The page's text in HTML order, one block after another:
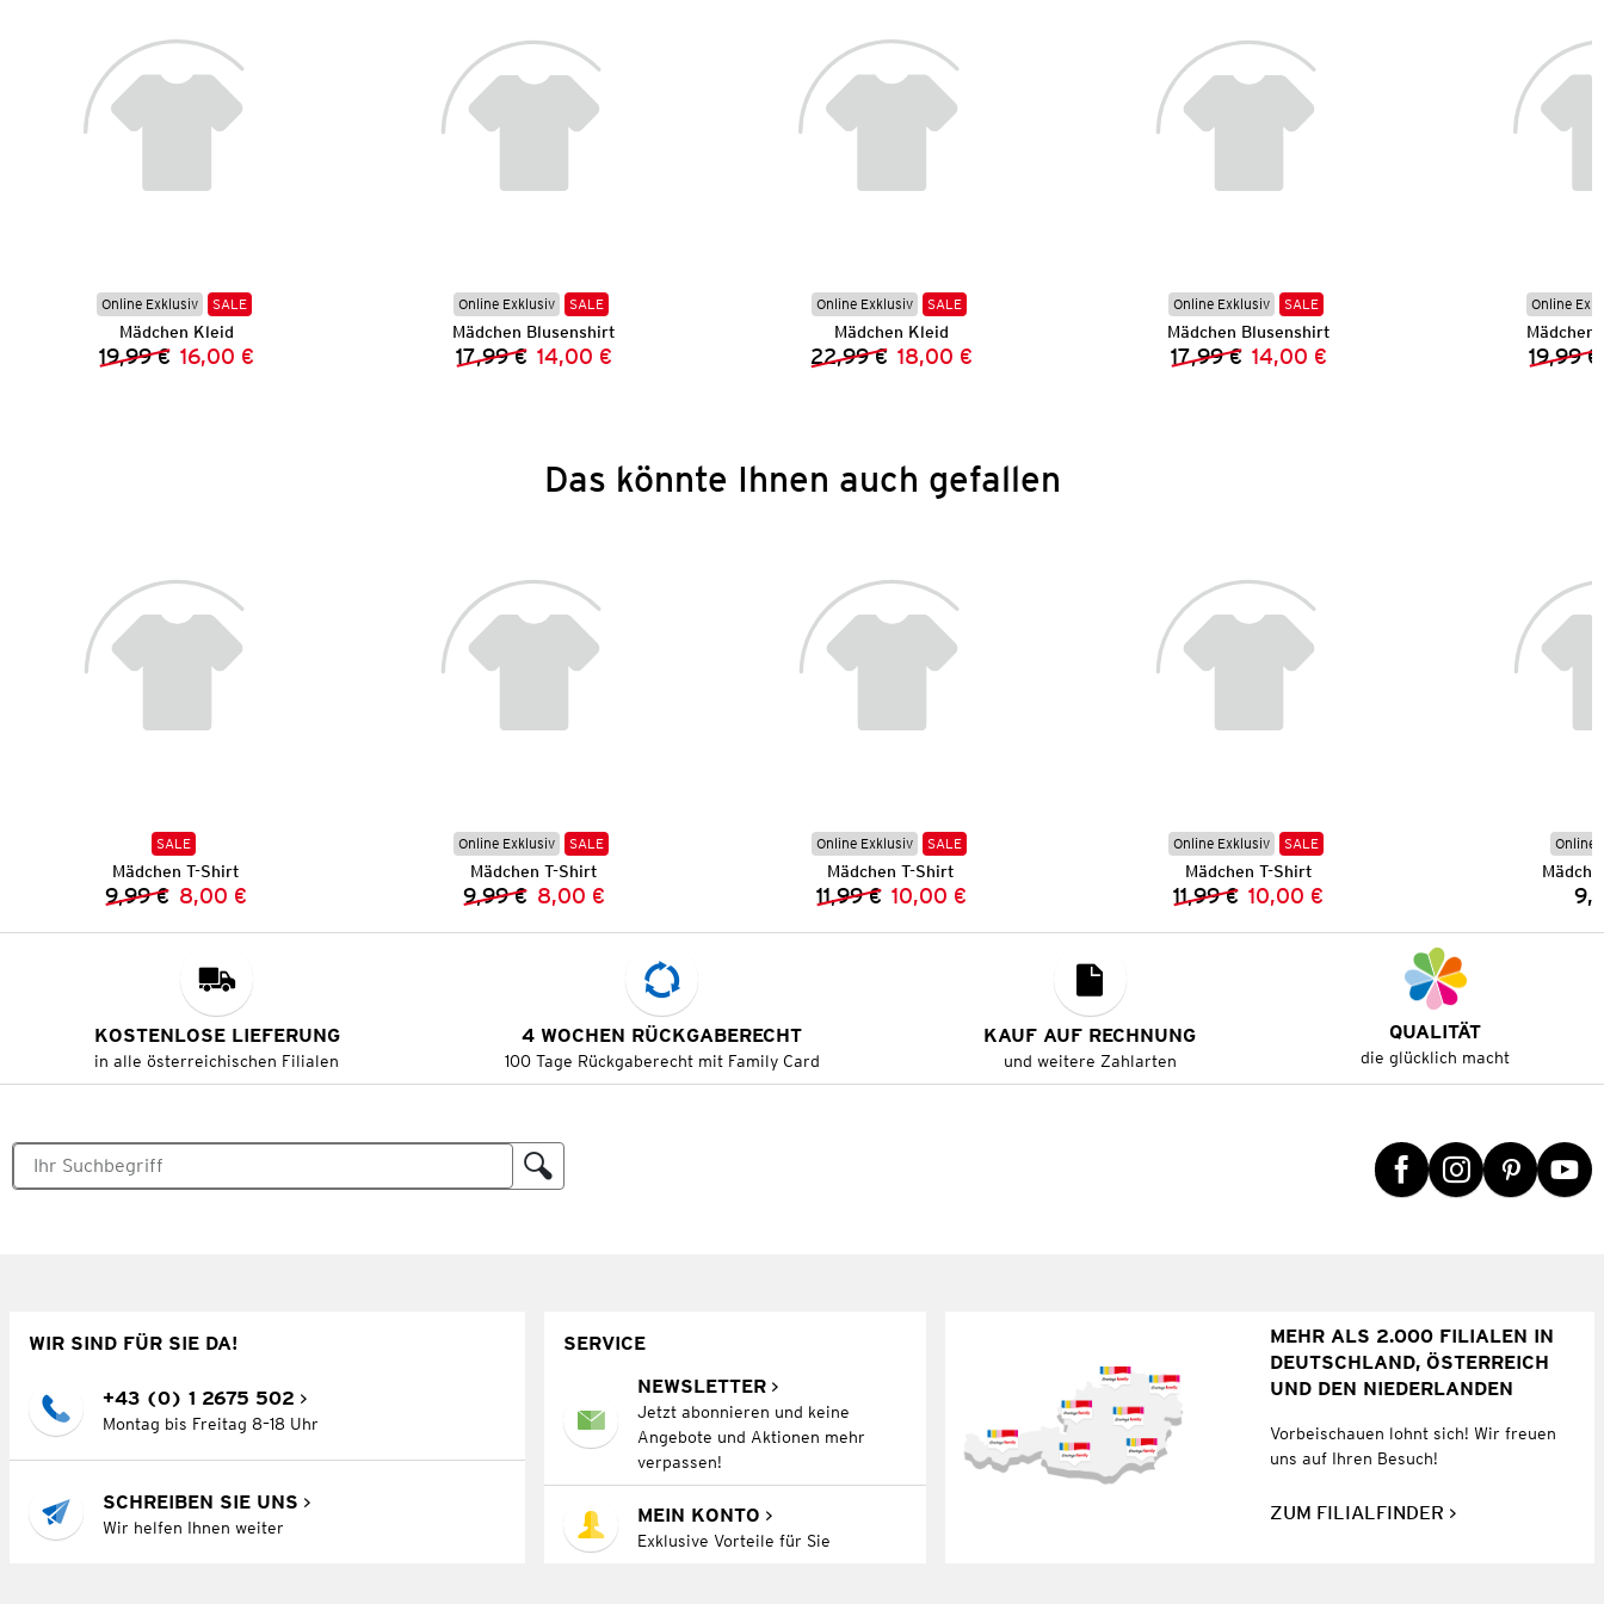
Online Exklusiv SALE
Mädchen Kleid
Vorheriger Preis:
19,99 € Neuer Preis:
16,00 €
Online Exklusiv SALE
Mädchen Blusenshirt
Vorheriger Preis:
17,99 € Neuer Preis:
14,00 €
Online Exklusiv SALE
Mädchen Kleid
Vorheriger Preis:
22,99 € Neuer Preis:
18,00 €
Online Exklusiv SALE
Mädchen Blusenshirt
Vorheriger Preis:
17,99 € Neuer Preis:
14,00 €
Online
Mädchen
19,99 €
Das könnte Ihnen auch gefallen
SALE
Mädchen T-Shirt
Vorheriger Preis:
9,99 € Neuer Preis:
8,00 €
Online Exklusiv SALE
Mädchen T-Shirt
Vorheriger Preis:
9,99 € Neuer Preis:
8,00 €
Online Exklusiv SALE
Mädchen T-Shirt
Vorheriger Preis:
11,99 € Neuer Preis:
10,00 €
Online Exklusiv SALE
Mädchen T-Shirt
Vorheriger Preis:
11,99 € Neuer Preis:
10,00 €
Online
KOSTENLOSE LIEFERUNG
in alle österreichischen Filialen
4 WOCHEN RÜCKGABERECHT
100 Tage Rückgaberecht mit Family Card
KAUF AUF RECHNUNG
und weitere Zahlarten
QUALITÄT
die glücklich macht
WIR SIND FÜR SIE DA!
+43 (0) 1 2675 502
Montag bis Freitag 8–18 Uhr
SCHREIBEN SIE UNS
Wir helfen Ihnen weiter
SERVICE
NEWSLETTER
Jetzt abonnieren und keine
Angebote und Aktionen mehr
verpassen!
MEIN KONTO
Exklusive Vorteile für Sie
MEHR ALS 2.000 FILIALEN IN
DEUTSCHLAND, ÖSTERREICH
UND DEN NIEDERLANDEN
Vorbeischauen lohnt sich! Wir freuen
uns auf Ihren Besuch!
ZUM FILIALFINDER